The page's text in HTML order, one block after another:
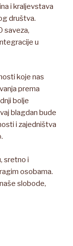
i kraljevstava
društva.
saveza,
u
koje nas
prema
bolje
blagdan bude
i zajedništva
sretno i
osobama.
slobode,